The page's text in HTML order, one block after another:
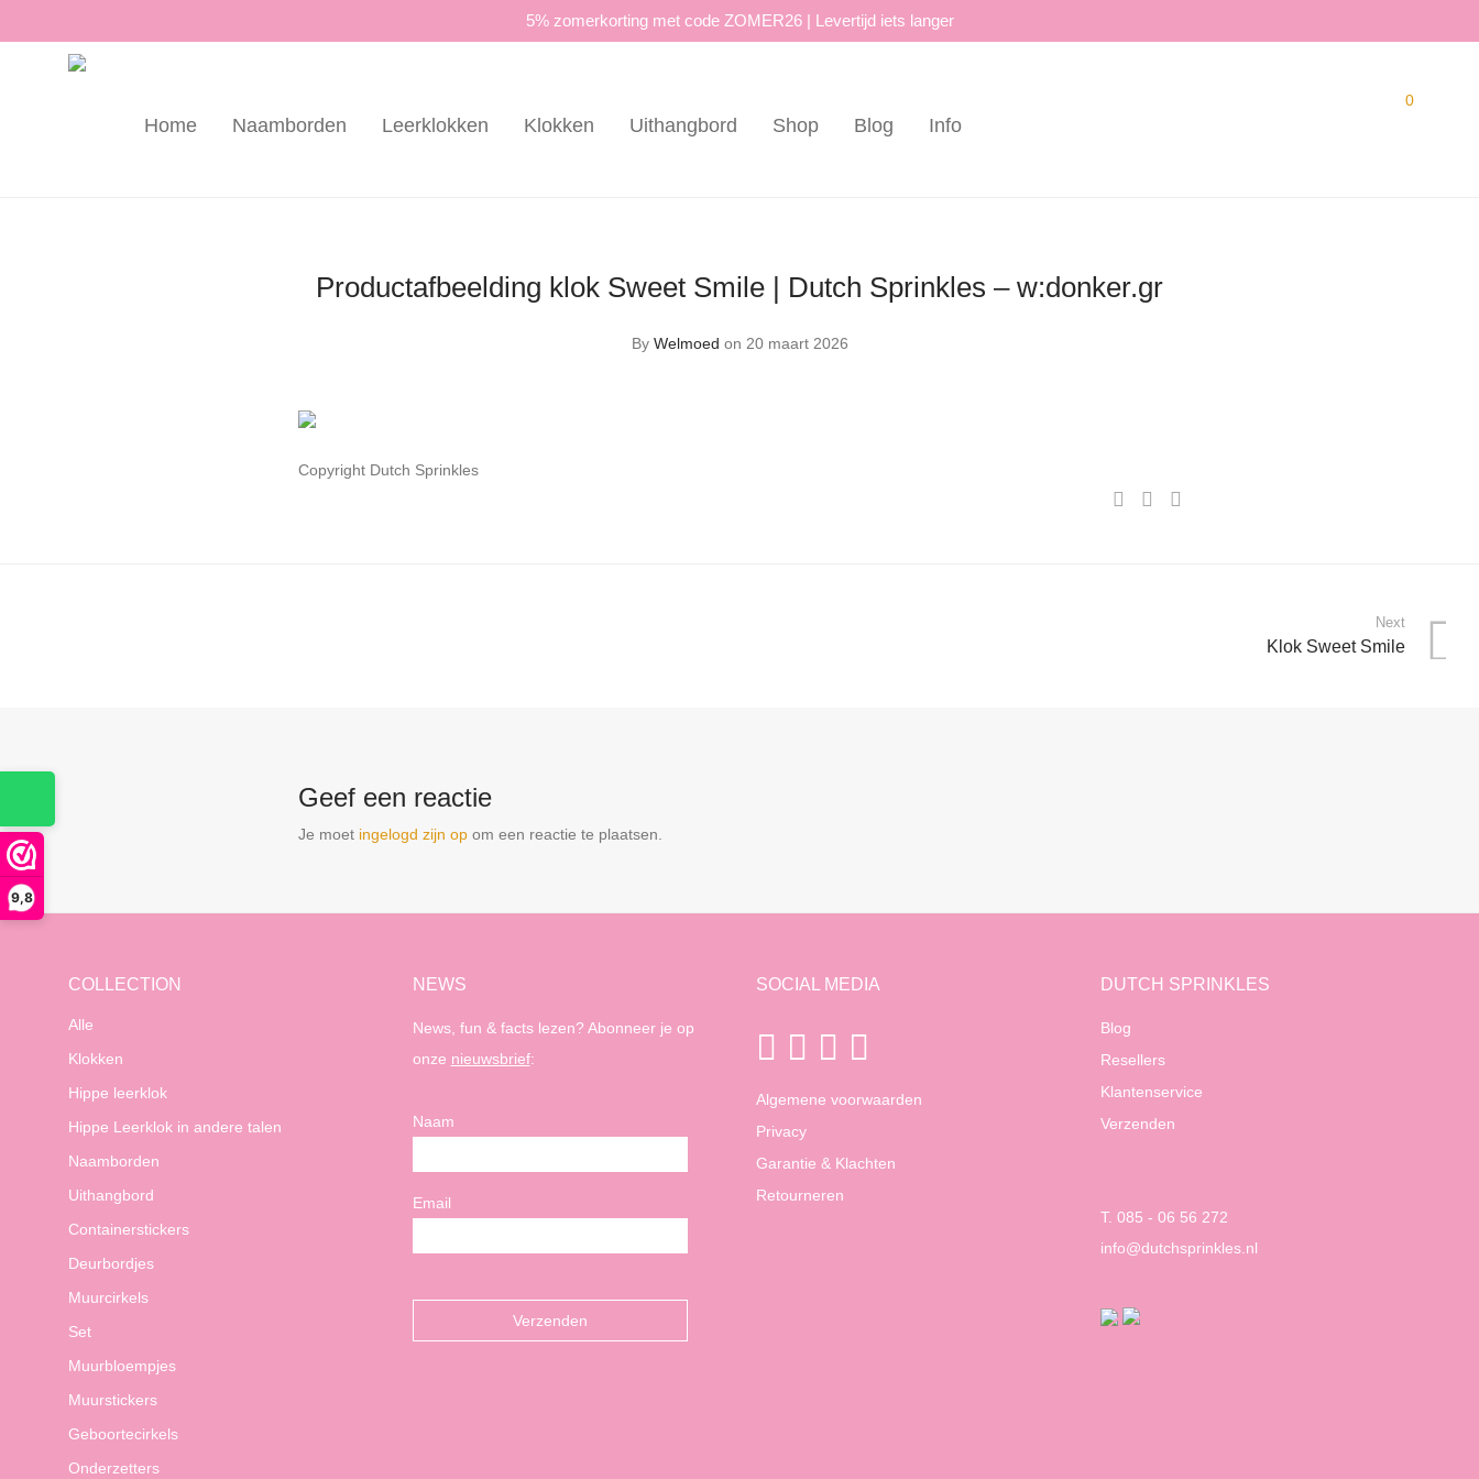
9,8
5% zomerkorting met code ZOMER26 | Levertijd iets langer
Home Naamborden Leerklokken Klokken Uithangbord Shop Blog Info
0
Productafbeelding klok Sweet Smile | Dutch Sprinkles – w:donker.gr
By Welmoed on 20 maart 2026
Copyright Dutch Sprinkles
Next
Klok Sweet Smile
Geef een reactie
Je moet ingelogd zijn opom een reactie te plaatsen.
COLLECTION
Alle
Klokken
Hippe leerklok
Hippe Leerklok in andere talen
Naamborden
Uithangbord
Containerstickers
Deurbordjes
Muurcirkels
Set
Muurbloempjes
Muurstickers
Geboortecirkels
Onderzetters
NEWS
News, fun & facts lezen? Abonneer je op
onze nieuwsbrief:
Naam
Email
SOCIAL MEDIA
Algemene voorwaarden
Privacy
Garantie & Klachten
Retourneren
DUTCH SPRINKLES
Blog
Resellers
Klantenservice
Verzenden
T. 085 - 06 56 272
info@dutchsprinkles.nl